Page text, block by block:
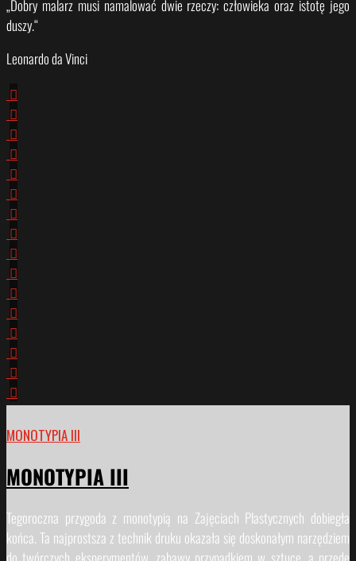
„Dobry malarz musi namalować dwie rzeczy: człowieka oraz istotę jego
duszy.“
Leonardo da Vinci
MONOTYPIA III
MONOTYPIA III
Tegoroczna przygoda z monotypią na Zajęciach Plastycznych dobiegła
końca. Ta najprostsza z technik druku okazała się doskonałym narzędziem